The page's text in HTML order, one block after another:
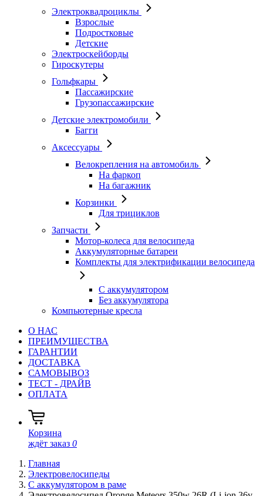
Электроквадроциклы
Взрослые
Подростковые
Детские
Электроскейборды
Гироскутеры
Гольфкары
Пассажирские
Грузопассажирские
Детские электромобили
Багги
Аксессуары
Велокрепления на автомобиль
На фаркоп
На багажник
Корзинки
Для трициклов
Запчасти
Мотор-колеса для велосипеда
Аккумуляторные батареи
Комплекты для электрификации велосипеда
С аккумулятором
Без аккумулятора
Компьютерные кресла
О НАС
ПРЕИМУЩЕСТВА
ГАРАНТИИ
ДОСТАВКА
САМОВЫВОЗ
ТЕСТ - ДРАЙВ
ОПЛАТА
Корзина
ждёт заказ 0
Главная
Электровелосипеды
С аккумулятором в раме